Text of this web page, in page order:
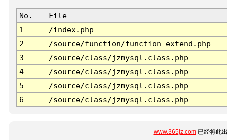
No. File
1
/index.php
2
/source/function/function_extend.php
3
/source/class/jzmysql.class.php
4
/source/class/jzmysql.class.php
5
/source/class/jzmysql.class.php
6
/source/class/jzmysql.class.php
www.365jz.com已经将此